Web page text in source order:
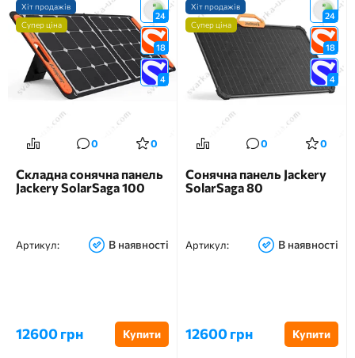
24
18
4
Хіт продажів
Супер ціна
0 0
Складна сонячна панель
Jackery SolarSaga 100
Артикул: В наявності
12600 грн Купити
24
18
4
Хіт продажів
Супер ціна
0 0
Сонячна панель Jackery
SolarSaga 80
Артикул: В наявності
12600 грн Купити